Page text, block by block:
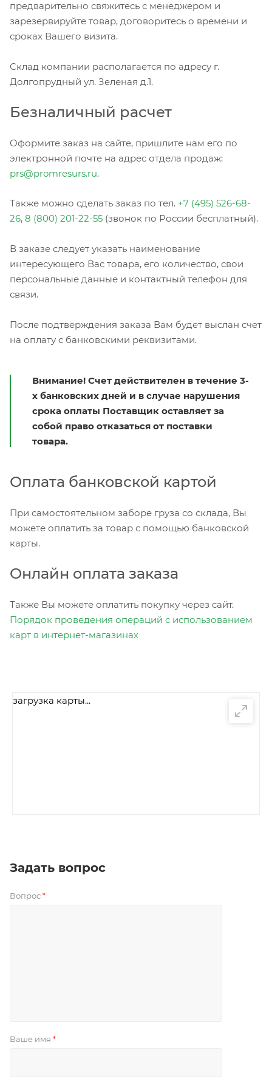
предварительно свяжитесь с менеджером и
зарезервируйте товар, договоритесь о времени и
сроках Вашего визита.
Склад компании располагается по адресу г.
Долгопрудный ул. Зеленая д.1.
Безналичный расчет
Оформите заказ на сайте, пришлите нам его по
электронной почте на адрес отдела продаж:
prs@promresurs.ru.
Также можно сделать заказ по тел. +7 (495) 526-68-
26, 8 (800) 201-22-55 (звонок по России бесплатный).
В заказе следует указать наименование
интересующего Вас товара, его количество, свои
персональные данные и контактный телефон для
связи.
После подтверждения заказа Вам будет выслан счет
на оплату с банковскими реквизитами.
Внимание! Счет действителен в течение 3-
х банковских дней и в случае нарушения
срока оплаты Поставщик оставляет за
собой право отказаться от поставки
товара.
Оплата банковской картой
При самостоятельном заборе груза со склада, Вы
можете оплатить за товар с помощью банковской
карты.
Онлайн оплата заказа
Также Вы можете оплатить покупку через сайт.
Порядок проведения операций с использованием
карт в интернет-магазинах
загрузка карты...
Задать вопрос
Вопрос *
Ваше имя *